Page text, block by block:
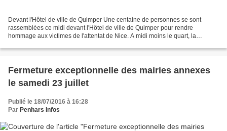
Devant l'Hôtel de ville de Quimper Une centaine de personnes se sont
rassemblées ce midi devant l'Hôtel de ville de Quimper pour rendre
hommage aux victimes de l'attentat de Nice. A midi moins le quart, la
Fermeture exceptionnelle des mairies annexes
le samedi 23 juillet
Publié le 18/07/2016 à 16:28
Par Penhars Infos